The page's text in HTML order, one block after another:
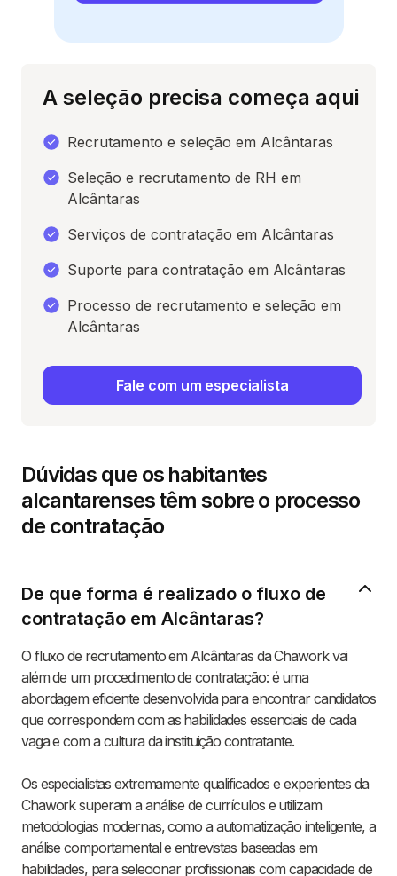
Dúvidas que os habitantes
alcantarenses têm sobre o processo
de contratação
De que forma é realizado o fluxo de
contratação em Alcântaras?
O fluxo de recrutamento em Alcântaras da Chawork vai
além de um procedimento de contratação: é uma
abordagem eficiente desenvolvida para encontrar candidatos
que correspondem com as habilidades essenciais de cada
vaga e com a cultura da instituição contratante.
Os especialistas extremamente qualificados e experientes da
Chawork superam a análise de currículos e utilizam
metodologias modernas, como a automatização inteligente, a
análise comportamental e entrevistas baseadas em
habilidades, para selecionar profissionais com capacidade de
A seleção precisa começa aqui
Recrutamento e seleção em Alcântaras
Seleção e recrutamento de RH em
Alcântaras
Serviços de contratação em Alcântaras
Suporte para contratação em Alcântaras
Processo de recrutamento e seleção em
Alcântaras
Fale com um especialista